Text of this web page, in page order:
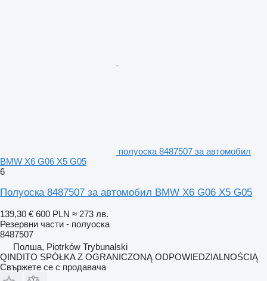
полуоска 8487507 за автомобил
BMW X6 G06 X5 G05
6
Полуоска 8487507 за автомобил BMW X6 G06 X5 G05
139,30 € 600 PLN ≈ 273 лв.
Резервни части - полуоска
8487507
Полша, Piotrków Trybunalski
QINDITO SPÓŁKA Z OGRANICZONĄ ODPOWIEDZIALNOŚCIĄ
Свържете се с продавача